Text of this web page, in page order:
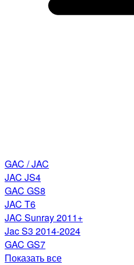
GAC / JAC
JAC JS4
GAC GS8
JAC T6
JAC Sunray 2011+
Jac S3 2014-2024
GAC GS7
Показать все